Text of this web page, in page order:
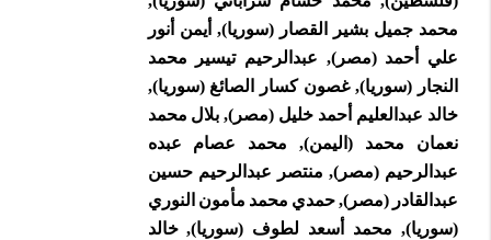
محمد جميل بشير القصار (سوريا), أيمن أنور
علي أحمد (مصر), عبدالرحيم تيسير محمد
النجار (سوريا), غصون كسار الصائغ (سوريا),
خالد عبدالعليم أحمد خليل (مصر), بلال محمد
نعمان محمد (اليمن), محمد عصام عبده
عبدالرحيم (مصر), منتصر عبدالرحيم حسين
عبدالقادر (مصر), حمدي محمد مأمون النوري
(سوريا), محمد أسعد لطوف (سوريا), خالد